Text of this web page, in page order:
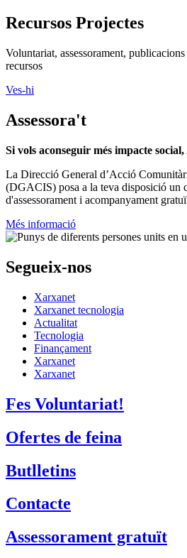
Recursos Projectes
Voluntariat, assessorament,
recursos
Ves-hi
Assessora't
Si vols aconseguir més impacte
La Direcció General d’Acció
(DGACIS) posa a la teva disposició un
d'assessorament i acompanyament
Més informació
Segueix-nos
Xarxanet
Xarxanet tecnologia
Actualitat
Tecnologia
Finançament
Xarxanet
Xarxanet
Fes Voluntariat!
Ofertes de feina
Butlletins
Contacte
Assessorament gratuït